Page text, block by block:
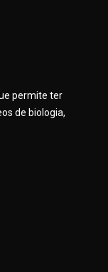
permite ter
de biologia,